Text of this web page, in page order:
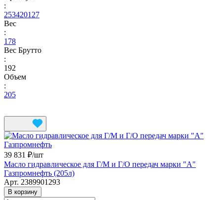
:
253420127
Вес
:
178
Вес Брутто
:
192
Объем
:
205
39 831 ₽/шт
Масло гидравлическое для Г/М и Г/О передач марки "А"
Газпромнефть (205л)
Арт. 2389901293
В корзину